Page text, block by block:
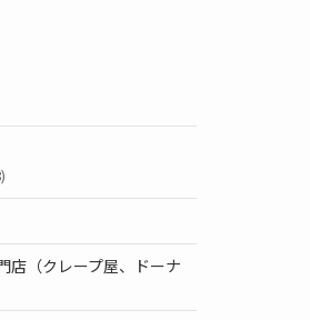
店（クレープ屋、ドーナ